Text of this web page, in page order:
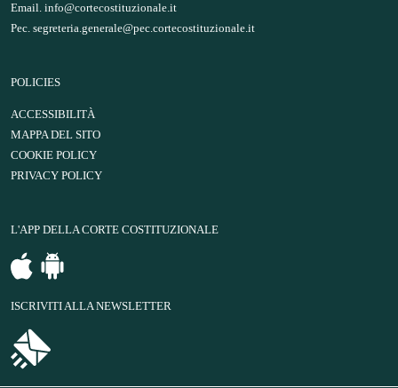
Email. info@cortecostituzionale.it
Pec. segreteria.generale@pec.cortecostituzionale.it
POLICIES
ACCESSIBILITÀ
MAPPA DEL SITO
COOKIE POLICY
PRIVACY POLICY
L'APP DELLA CORTE COSTITUZIONALE
ISCRIVITI ALLA NEWSLETTER